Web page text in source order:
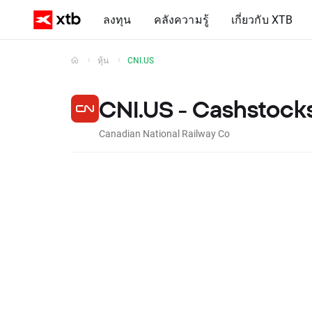
ลงทุน คลังความรู้ เกี่ยวกับ XTB
หุ้น CNI.US
CNI.US -
Canadian National Railway Co